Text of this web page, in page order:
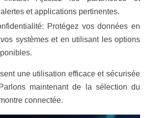
et applications pertinentes.
Protégez vos données en
systèmes et en utilisant les options
une utilisation efficace et sécurisée
maintenant de la sélection du
connectée.